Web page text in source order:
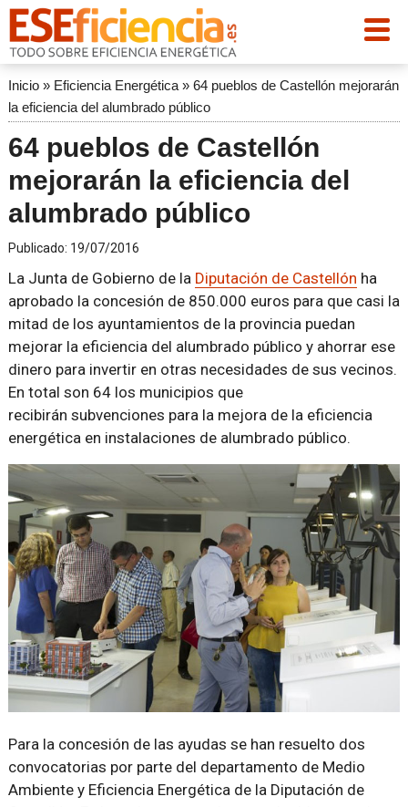
Inicio» Eficiencia Energética» 64 pueblos de Castellón mejorarán
la eficiencia del alumbrado público
64 pueblos de Castellón
mejorarán la eficiencia del
alumbrado público
Publicado: 19/07/2016
La Junta de Gobierno de la Diputación de Castellón ha
aprobado la concesión de 850.000 euros para que casi la
mitad de los ayuntamientos de la provincia puedan
mejorar la eficiencia del alumbrado público y ahorrar ese
dinero para invertir en otras necesidades de sus vecinos.
En total son 64 los municipios que
recibirán subvenciones para la mejora de la eficiencia
energética en instalaciones de alumbrado público.
Para la concesión de las ayudas se han resuelto dos
convocatorias por parte del departamento de Medio
Ambiente y Eficiencia Energética de la Diputación de